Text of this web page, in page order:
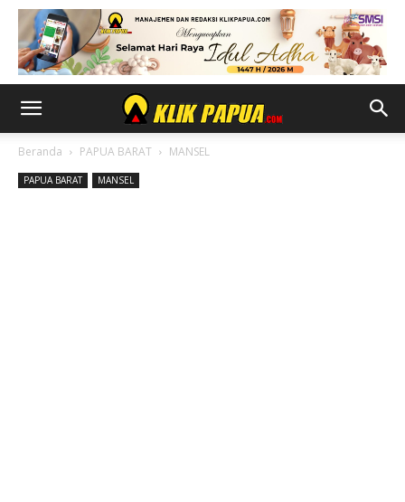
Beranda PAPUA BARAT MANSEL
PAPUA BARAT MANSEL